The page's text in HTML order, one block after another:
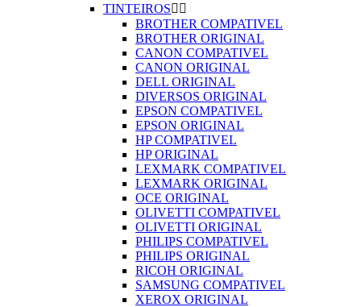
TINTEIROS 
BROTHER COMPATIVEL
BROTHER ORIGINAL
CANON COMPATIVEL
CANON ORIGINAL
DELL ORIGINAL
DIVERSOS ORIGINAL
EPSON COMPATIVEL
EPSON ORIGINAL
HP COMPATIVEL
HP ORIGINAL
LEXMARK COMPATIVEL
LEXMARK ORIGINAL
OCE ORIGINAL
OLIVETTI COMPATIVEL
OLIVETTI ORIGINAL
PHILIPS COMPATIVEL
PHILIPS ORIGINAL
RICOH ORIGINAL
SAMSUNG COMPATIVEL
XEROX ORIGINAL